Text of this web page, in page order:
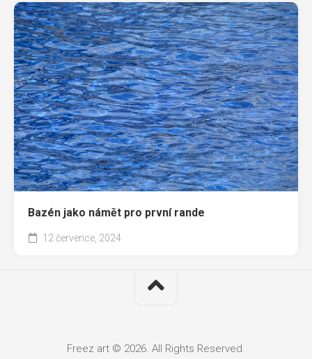
Bazén jako námět pro první rande
12 července, 2024
Freez art © 2026. All Rights Reserved.